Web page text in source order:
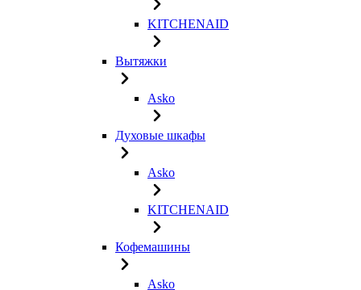
KITCHENAID
Вытяжки
Asko
Духовые шкафы
Asko
KITCHENAID
Кофемашины
Asko